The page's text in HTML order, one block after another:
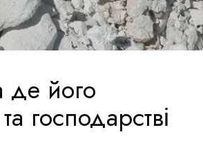
де його
господарстві